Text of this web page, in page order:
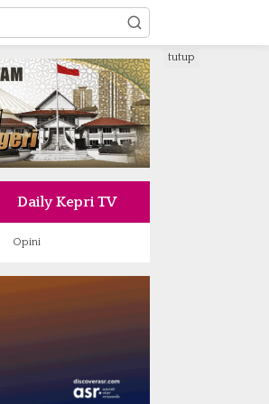
Daily Kepri TV
Opini
tutup